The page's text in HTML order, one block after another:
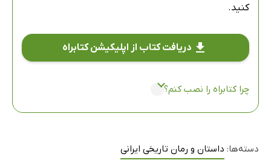
کنید.
دریافت کتاب از اپلیکیشن کتابراه
چرا کتابراه را نصب کنم؟
دسته‌ها: داستان و رمان تاریخی ایرانی